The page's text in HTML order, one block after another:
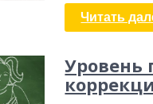
Читать
Уровень